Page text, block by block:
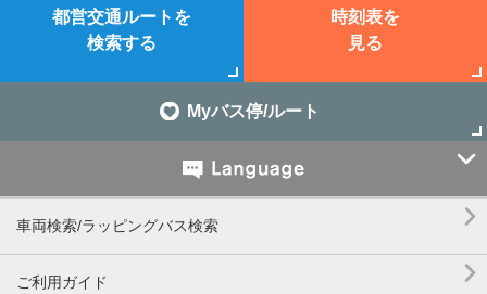
都営交通ルートを
検索する
時刻表を
見る
Myバス停/ルート

車両検索/ラッピングバス検索 
ご利用ガイド 